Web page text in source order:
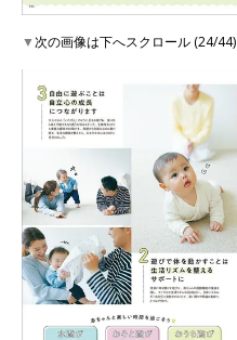
▼次の画像は下へスクロール (24/44)